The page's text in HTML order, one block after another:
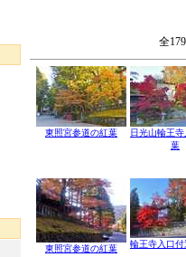
全
東照宮参道の紅葉
日光山輪王
葉
東照宮参道の紅葉 輪王寺入口